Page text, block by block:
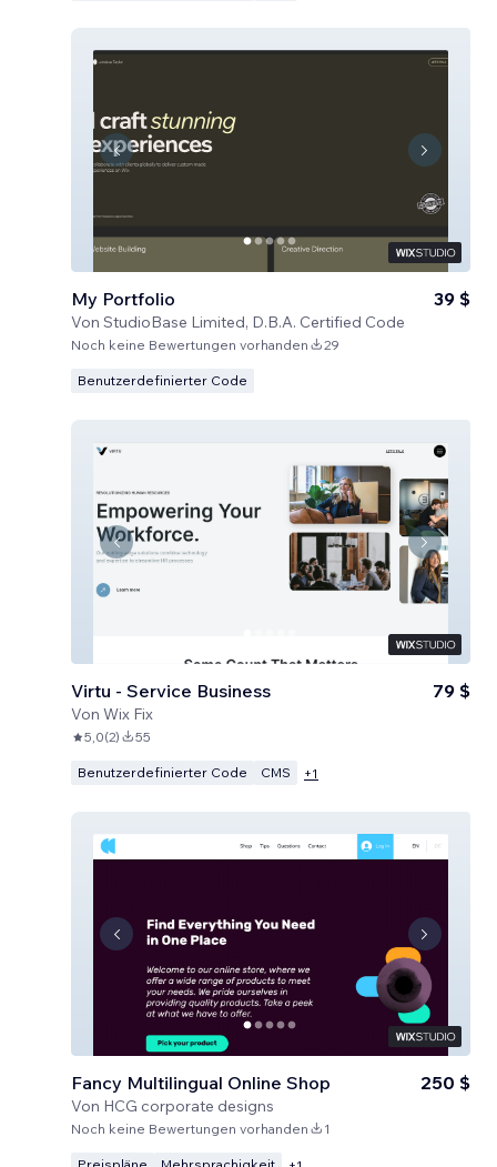
My Portfolio
Von StudioBase Limited, D.B.A. Certified Code
39 $
Noch keine Bewertungen vorhanden 29
Benutzerdefinierter Code
Virtu - Service Business
Von Wix Fix
79 $
5,0(2) 55
Benutzerdefinierter Code CMS +1
Fancy Multilingual Online Shop
Von HCG corporate designs
250 $
Noch keine Bewertungen vorhanden 1